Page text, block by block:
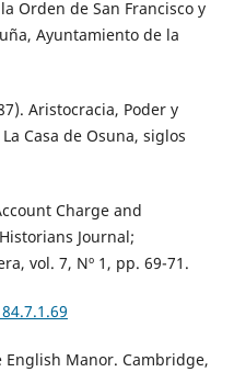
Orden de San Francisco y
Ayuntamiento de la
Aristocracia, Poder y
Casa de Osuna, siglos
Charge and
Journal;
vol. 7, Nº 1, pp. 69-71.
English Manor. Cambridge,